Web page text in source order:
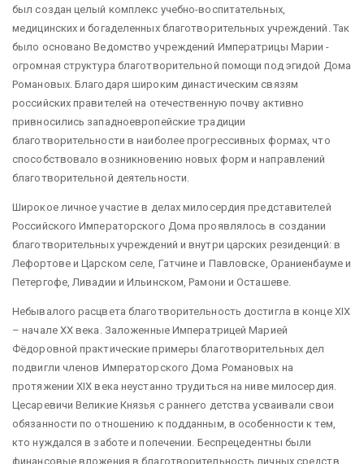
был создан целый комплекс учебно-воспитательных,
медицинских и богаделенных благотворительных учреждений. Так
было основано Ведомство учреждений Императрицы Марии -
огромная структура благотворительной помощи под эгидой Дома
Романовых. Благодаря широким династическим связям
российских правителей на отечественную почву активно
привносились западноевропейские традиции
благотворительности в наиболее прогрессивных формах, что
способствовало возникновению новых форм и направлений
благотворительной деятельности.
Широкое личное участие в делах милосердия представителей
Российского Императорского Дома проявлялось в создании
благотворительных учреждений и внутри царских резиденций: в
Лефортове и Царском селе, Гатчине и Павловске, Ораниенбауме и
Петергофе, Ливадии и Ильинском, Рамони и Осташеве.
Небывалого расцвета благотворительность достигла в конце XIX
– начале XX века. Заложенные Императрицей Марией
Фёдоровной практические примеры благотворительных дел
подвигли членов Императорского Дома Романовых на
протяжении XIX века неустанно трудиться на ниве милосердия.
Цесаревичи Великие Князья с раннего детства усваивали свои
обязанности по отношению к подданным, в особенности к тем,
кто нуждался в заботе и попечении. Беспрецедентны были
финансовые вложения в благотворительность личных средств